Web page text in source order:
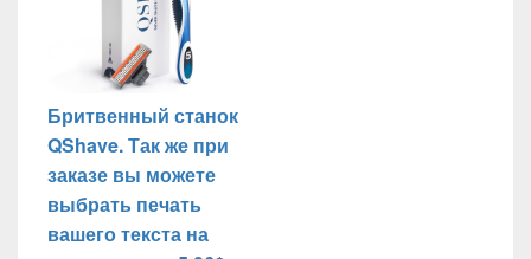
Бритвенный станок
QShave. Так же при
заказе вы можете
выбрать печать
вашего текста на